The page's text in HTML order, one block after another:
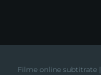
Filme online subtitrate